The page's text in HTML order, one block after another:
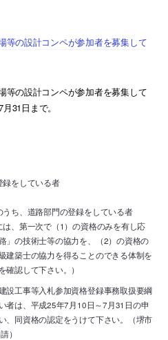
等の設計コンペが参加者を募集して
等の設計コンペが参加者を募集して
31日まで。
録をしている者
うち、道路部門の登録をしている者
、第一次で（1）の資格のみを有し応
」の技術士等の協力を、（2）の資格の
建築士の協力を得ることのできる体制を
確認して下さい。）
設工事等入札参加資格登録事務取扱要綱
者は、平成25年7月10日～7月31日の申
、同資格の認定をうけて下さい。（堺市
）